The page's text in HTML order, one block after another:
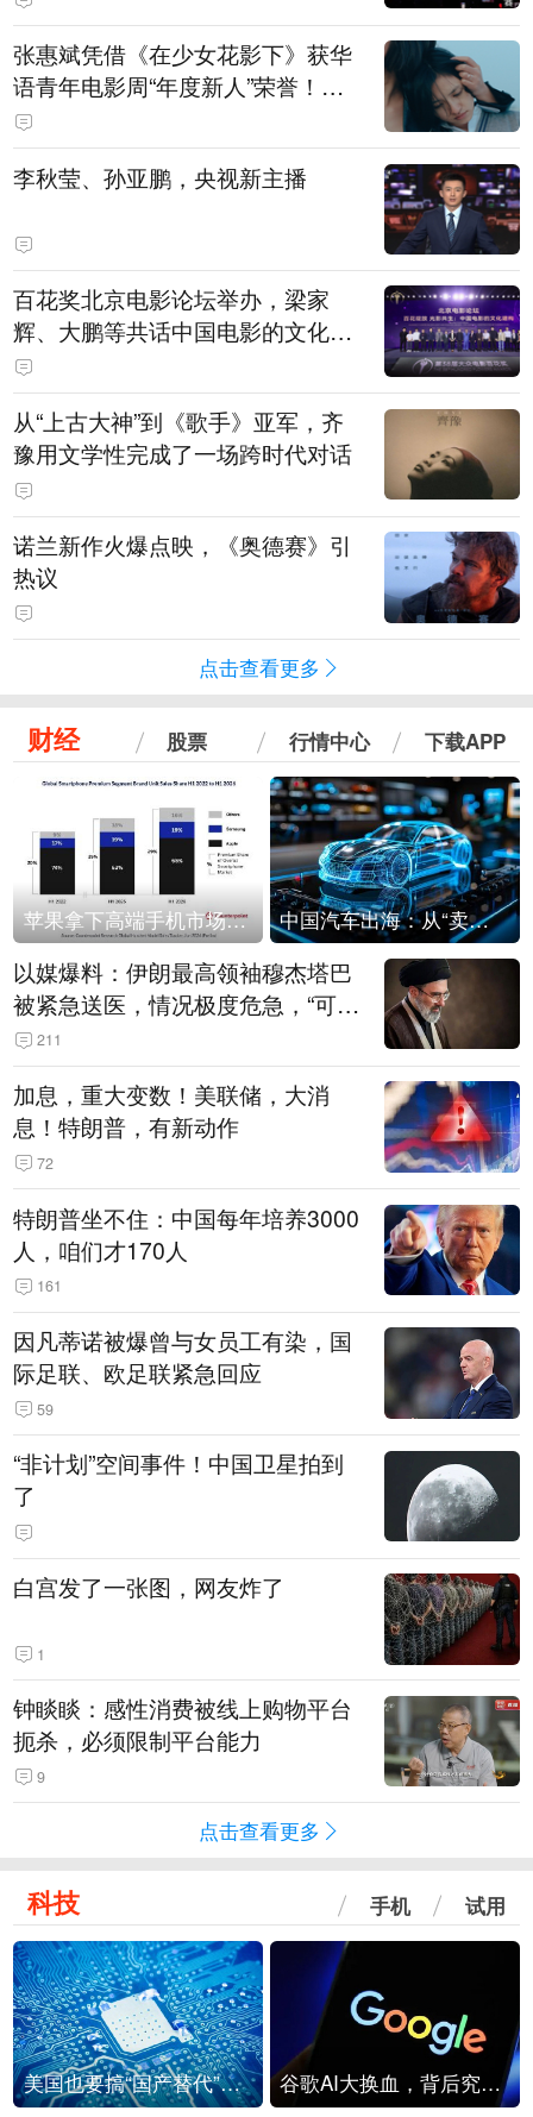
张惠斌凭借《在少女花影下》获华
语青年电影周“年度新人”荣誉！该
电影全程在广州取景，采用粤语对
白，主演均为广州本土演员
李秋莹、孙亚鹏，央视新主播
百花奖北京电影论坛举办，梁家
辉、大鹏等共话中国电影的文化建
构
从“上古大神”到《歌手》亚军，齐
豫用文学性完成了一场跨时代对话
诺兰新作火爆点映，《奥德赛》引
热议
点击查看更多
财经 股票 行情中心 下载APP
苹果拿下高端手机市场65%的份额：iPhone 17系列功不可没 中国汽车出海：从“卖出去”到“走进去”
以媒爆料：伊朗最高领袖穆杰塔巴
被紧急送医，情况极度危急，“可能
随时会死去”
211
加息，重大变数！美联储，大消
息！特朗普，有新动作
72
特朗普坐不住：中国每年培养3000
人，咱们才170人
161
因凡蒂诺被爆曾与女员工有染，国
际足联、欧足联紧急回应
59
“非计划”空间事件！中国卫星拍到
了
白宫发了一张图，网友炸了
1
钟睒睒：感性消费被线上购物平台
扼杀，必须限制平台能力
9
点击查看更多
科技 手机 试用
美国也要搞“国产替代”？先算清三笔账 谷歌AI大换血，背后究竟发生了什么？